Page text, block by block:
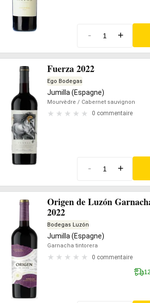
- +
Fuerza 2022
Ego Bodegas
Jumilla (Espagne)
Mourvèdre / Cabernet sauvignon
0 commentaire
- +
Origen de Luzón
2022
Bodegas Luzón
Jumilla (Espagne)
Garnacha tintorera
0 commentaire